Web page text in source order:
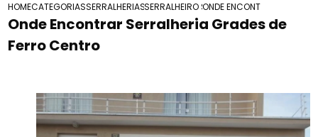
HOMECATEGORIASSERRALHERIASSERRALHEIRO SPONDE ENCONTRAR
Onde Encontrar Serralheria Grades de
Ferro Centro